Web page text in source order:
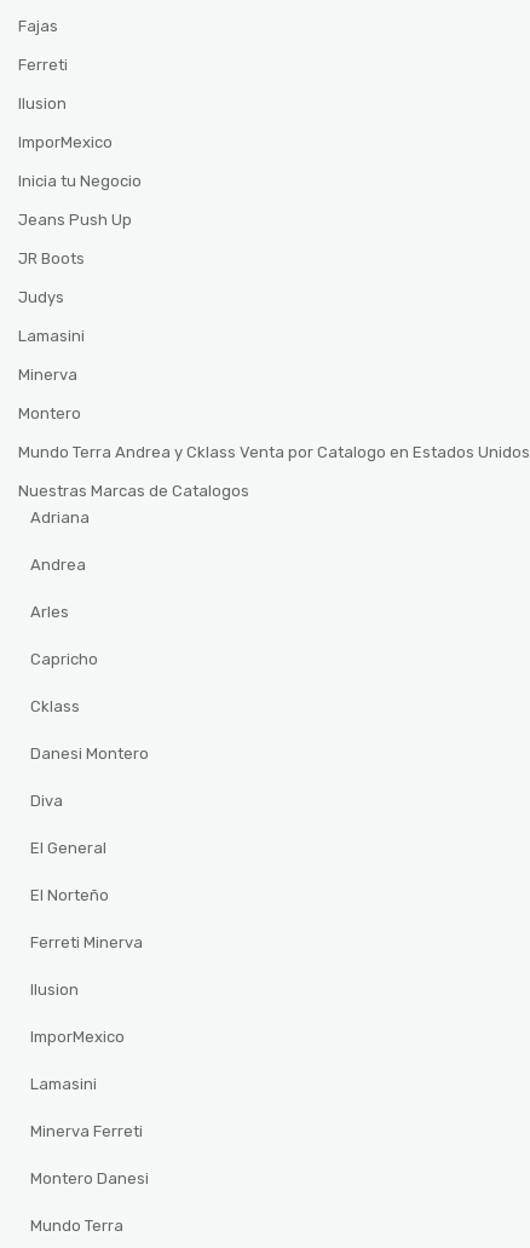
Fajas
Ferreti
Ilusion
ImporMexico
Inicia tu Negocio
Jeans Push Up
JR Boots
Judys
Lamasini
Minerva
Montero
Mundo Terra Andrea y Cklass Venta por Catalogo en Estados Unidos
Nuestras Marcas de Catalogos
Adriana
Andrea
Arles
Capricho
Cklass
Danesi Montero
Diva
El General
El Norteño
Ferreti Minerva
Ilusion
ImporMexico
Lamasini
Minerva Ferreti
Montero Danesi
Mundo Terra